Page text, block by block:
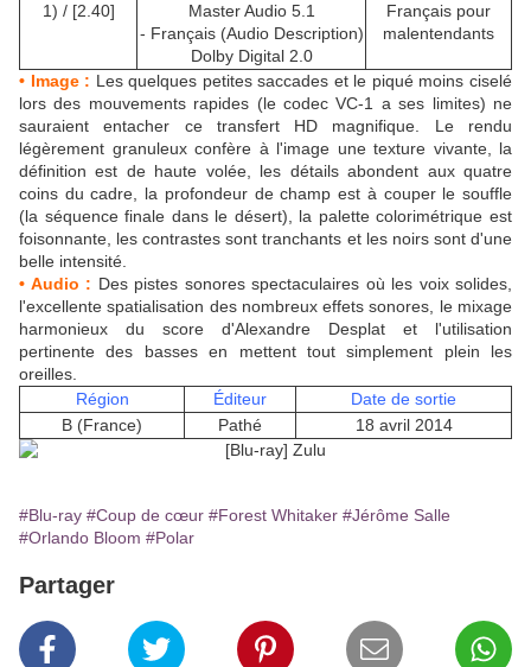
1) / [2.40]
Master Audio 5.1
- Français (Audio Description)
Dolby Digital 2.0
Français pour
malentendants
• Image : Les quelques petites saccades et le piqué moins ciselé
lors des mouvements rapides (le codec VC-1 a ses limites) ne
sauraient entacher ce transfert HD magnifique. Le rendu
légèrement granuleux confère à l'image une texture vivante, la
définition est de haute volée, les détails abondent aux quatre
coins du cadre, la profondeur de champ est à couper le souffle
(la séquence finale dans le désert), la palette colorimétrique est
foisonnante, les contrastes sont tranchants et les noirs sont d'une
belle intensité.
• Audio : Des pistes sonores spectaculaires où les voix solides,
l'excellente spatialisation des nombreux effets sonores, le mixage
harmonieux du score d'Alexandre Desplat et l'utilisation
pertinente des bassesen mettent tout simplement plein les
oreilles.
Région
Éditeur
Date de sortie
B (France)
Pathé 18 avril 2014
#Blu-ray #Coup de cœur #Forest Whitaker #Jérôme Salle
#Orlando Bloom #Polar
Partager